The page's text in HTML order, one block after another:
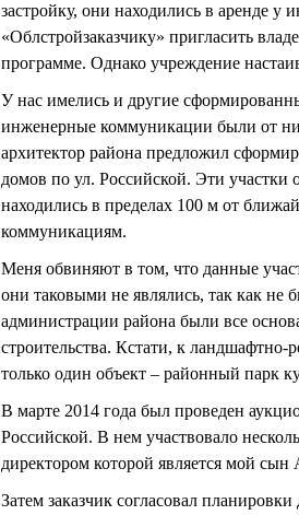
застройку, они находились в аренде
«Облстройзаказчику» пригласить
программе. Однако учреждение
У нас имелись и другие
инженерные коммуникации были от
архитектор района предложил
домов по ул. Российской. Эти участки
находились в пределах 100 м от
коммуникациям.
Меня обвиняют в том, что данные
они таковыми не являлись, так как не
администрации района были все
строительства. Кстати, к
только один объект – районный парк
В марте 2014 года был проведен
Российской. В нем участвовало
директором которой является мой сын
Затем заказчик согласовал